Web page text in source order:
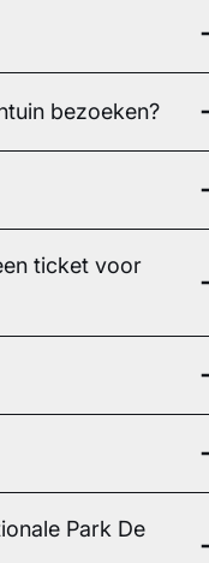
bezoeken?
ticket voor
Park De